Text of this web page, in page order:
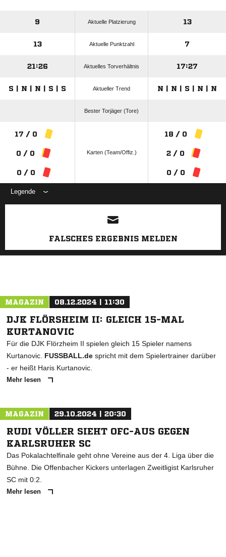
9 Aktuelle Platzierung 13
13 Aktuelle Punktzahl 7
21:26 Aktuelles Torverhältnis 17:27
S | N | N | S | S Aktueller Trend N | N | S | N | N
Bester Torjäger (Tore)
17 / 0
0 / 0
0 / 0
Karten (Team/Offiz.)
18 / 0
2 / 0
0 / 0
Legende
ANZEIGE
FALSCHES ERGEBNIS MELDEN
MAGAZIN 08.12.2024 | 11:30
DJK FLÖRSHEIM II: GLEICH 15-MAL
KURTANOVIC
Für die DJK Flörzheim II spielen gleich 15 Spieler namens
Kurtanovic. FUSSBALL.de spricht mit dem Spielertrainer darüber
- er heißt Haris Kurtanovic.
Mehr lesen
MAGAZIN 29.10.2024 | 20:30
RUDI VÖLLER SIEHT OFC-AUS GEGEN
KARLSRUHER SC
Das Pokalachtelfinale geht ohne Vereine aus der 4. Liga über die
Bühne. Die Offenbacher Kickers unterlagen Zweitligist Karlsruher
SC mit 0:2.
Mehr lesen